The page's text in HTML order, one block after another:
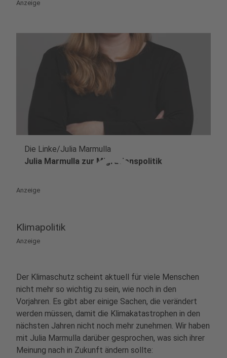
Anzeige
play_circle
Die Linke/Julia Marmulla
Julia Marmulla zur Migrationspolitik
Anzeige
Klimapolitik
Anzeige
Der Klimaschutz scheint aktuell für viele Menschen
nicht mehr so wichtig zu sein, wie noch in den
Vorjahren. Es gibt aber einige Sachen, die verändert
werden müssen, damit die Klimakatastrophen in den
nächsten Jahren nicht noch mehr zunehmen. Wir haben
mit Julia Marmulla darüber gesprochen, was sich ihrer
Meinung nach in Zukunft ändern sollte: